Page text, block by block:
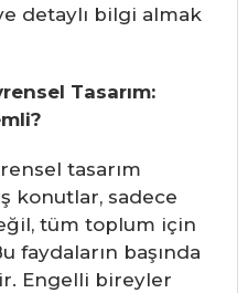
detaylı bilgi almak
Tasarım:
tasarım
konutlar, sadece
tüm toplum için
faydaların başında
Engelli bireyler